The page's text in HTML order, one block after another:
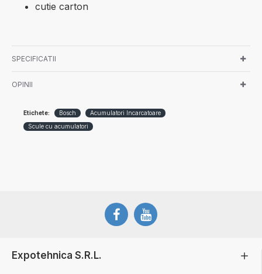
cutie carton
SPECIFICATII
OPINII
Etichete: Bosch
Acumulatori Incarcatoare
Scule cu acumulatori
Expotehnica S.R.L.